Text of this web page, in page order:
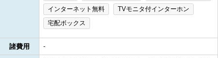
インターネット無料
TVモニタ付インターホン
宅配ボックス
諸費用 -